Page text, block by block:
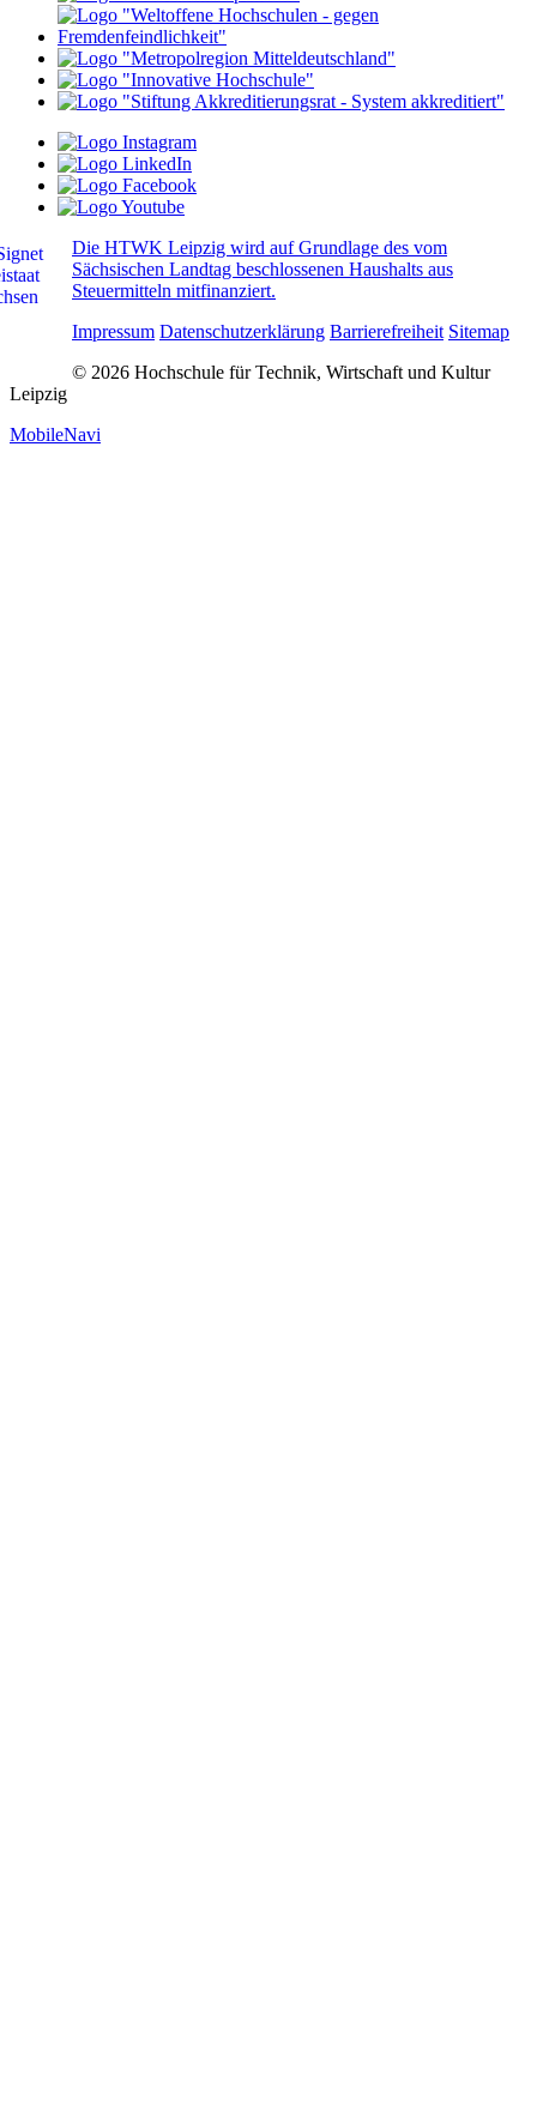
Die HTWK Leipzig wird auf Grundlage des vom
Sächsischen Landtag beschlossenen Haushalts aus
Steuermitteln mitfinanziert.
Impressum Datenschutzerklärung Barrierefreiheit Sitemap
© 2026 Hochschule für Technik, Wirtschaft und Kultur
Leipzig
MobileNavi